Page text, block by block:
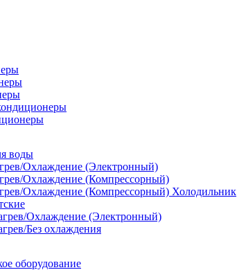
воды
Охлаждение (Электронный)
Охлаждение (Компрессорный)
Охлаждение (Компрессорный) Холодильник
Охлаждение (Электронный)
Без охлаждения
оборудование